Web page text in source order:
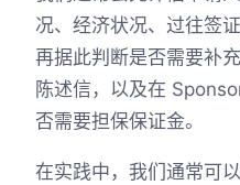
况、经济状况、过往签
再据此判断是否需要补
陈述信，以及在
否需要担保保证金。
在实践中，我们通常可以